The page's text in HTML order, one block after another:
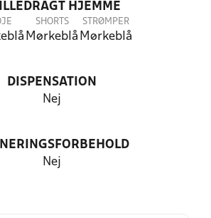
HJEMME
SHORTS
Mørkeblå
STRØMPER
Mørkeblå
DISPENSATION
Nej
Nej